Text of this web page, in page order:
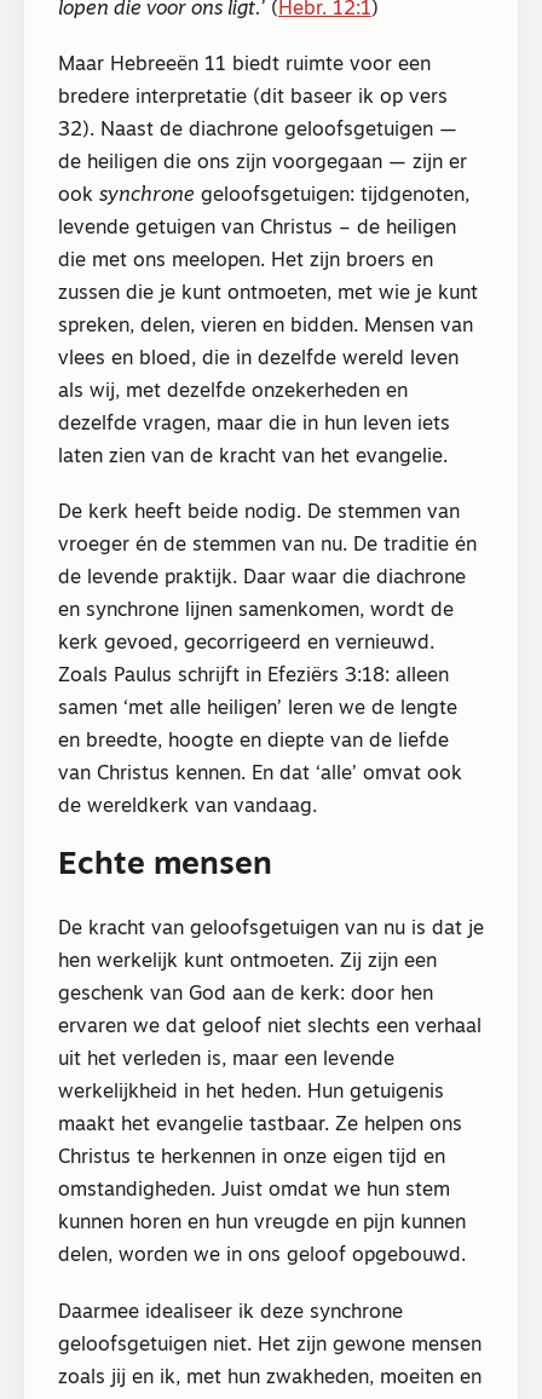
lopen die voor ons ligt.’ ( Hebr. 12:1)
Maar Hebreeën 11 biedt ruimte voor een
bredere interpretatie (dit baseer ik op vers
32). Naast de diachrone geloofsgetuigen —
de heiligen die ons zijn voorgegaan — zijn er
ook synchrone geloofsgetuigen: tijdgenoten,
levende getuigen van Christus – de heiligen
die met ons meelopen. Het zijn broers en
zussen die je kunt ontmoeten, met wie je kunt
spreken, delen, vieren en bidden. Mensen van
vlees en bloed, die in dezelfde wereld leven
als wij, met dezelfde onzekerheden en
dezelfde vragen, maar die in hun leven iets
laten zien van de kracht van het evangelie.
De kerk heeft beide nodig. De stemmen van
vroeger én de stemmen van nu. De traditie én
de levende praktijk. Daar waar die diachrone
en synchrone lijnen samenkomen, wordt de
kerk gevoed, gecorrigeerd en vernieuwd.
Zoals Paulus schrijft in Efeziërs 3:18: alleen
samen ‘met alle heiligen’ leren we de lengte
en breedte, hoogte en diepte van de liefde
van Christus kennen. En dat ‘alle’ omvat ook
de wereldkerk van vandaag.
Echte mensen
De kracht van geloofsgetuigen van nu is dat je
hen werkelijk kunt ontmoeten. Zij zijn een
geschenk van God aan de kerk: door hen
ervaren we dat geloof niet slechts een verhaal
uit het verleden is, maar een levende
werkelijkheid in het heden. Hun getuigenis
maakt het evangelie tastbaar. Ze helpen ons
Christus te herkennen in onze eigen tijd en
omstandigheden. Juist omdat we hun stem
kunnen horen en hun vreugde en pijn kunnen
delen, worden we in ons geloof opgebouwd.
Daarmee idealiseer ik deze synchrone
geloofsgetuigen niet. Het zijn gewone mensen
zoals jij en ik, met hun zwakheden, moeiten en